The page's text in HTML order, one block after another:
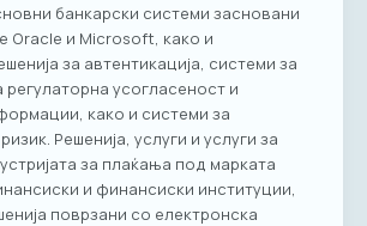
банкарски системи засновани
Oracle и Microsoft, како и
за автентикација, системи за
регулаторна усогласеност и
како и системи за
Решенија, услуги и услуги за
за плаќања под марката
и финансиски институции,
поврзани со електронска